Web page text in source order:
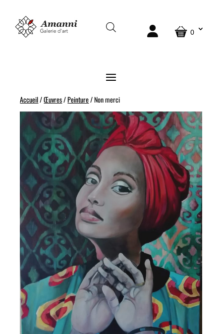
0
Accueil/Œuvres/Peinture/ Non merci